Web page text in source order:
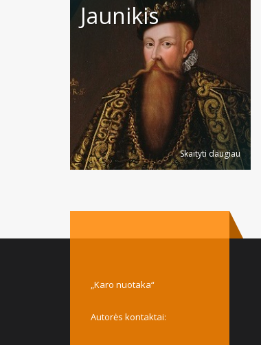
Jaunikis
Skaityti daugiau
„Karo nuotaka“
Autorės kontaktai: